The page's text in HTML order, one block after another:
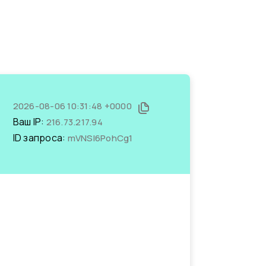
2026-08-06 10:31:48 +0000
Ваш IP: 216.73.217.94
ID запроса: mVNSl6PohCg1